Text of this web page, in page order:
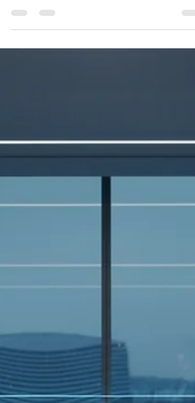
En 2026, 78% des entreprises franciliennes
ont déjà fait face à une cyberattaque